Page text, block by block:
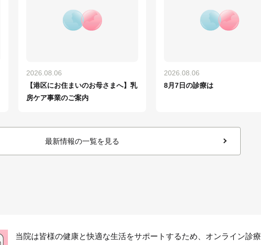
2026.08.06
【港区にお住まいのお母さまへ】乳
房ケア事業のご案内
2026.08.06
8月7日の診療は
最新情報の一覧を見る
当院は皆様の健康と快適な生活をサポートするため、オンライン診療